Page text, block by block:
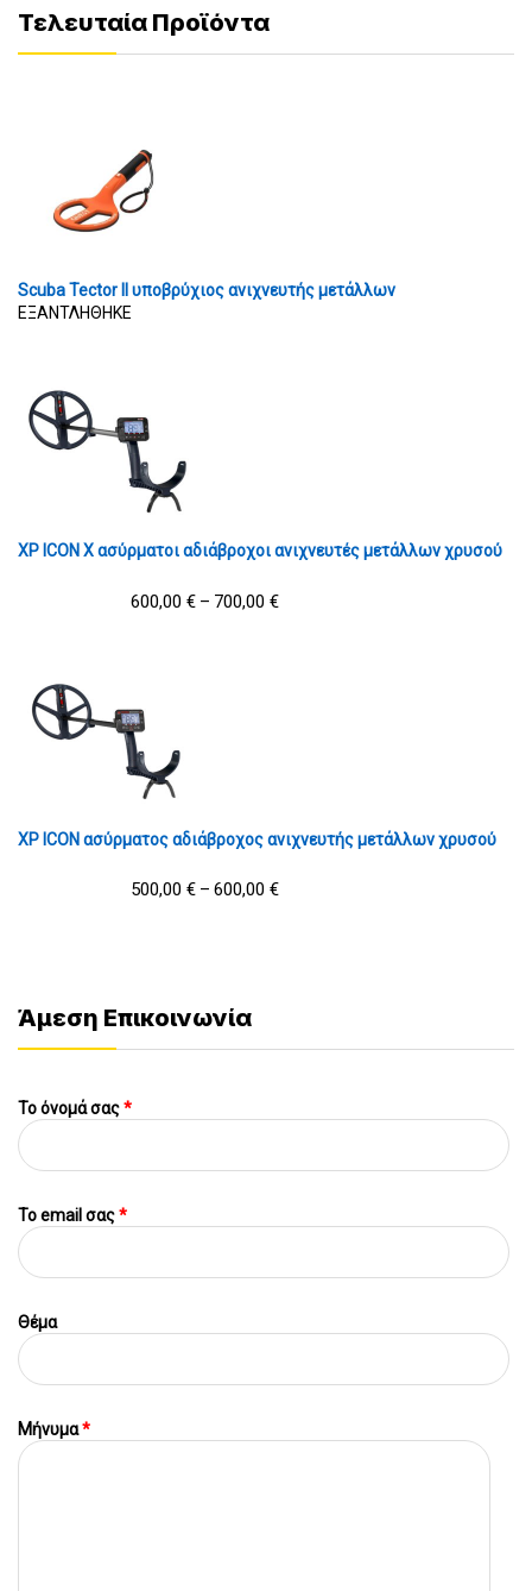
Τελευταία Προϊόντα
Scuba Tector II υποβρύχιος ανιχνευτής μετάλλων
ΕΞΑΝΤΛΗΘΗΚΕ
XP ICON X ασύρματοι αδιάβροχοι ανιχνευτές μετάλλων χρυσού
600,00 € – 700,00 €
XP ICON ασύρματος αδιάβροχος ανιχνευτής μετάλλων χρυσού
500,00 € – 600,00 €
Άμεση Επικοινωνία
Το όνομά σας*
To email σας*
Θέμα
Μήνυμα*